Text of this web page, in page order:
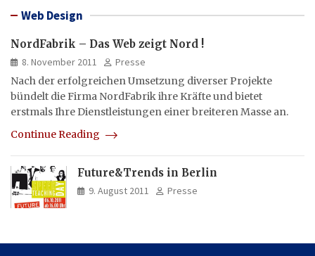
Web Design
NordFabrik – Das Web zeigt Nord !
8. November 2011
Presse
Nach der erfolgreichen Umsetzung diverser Projekte
bündelt die Firma NordFabrik ihre Kräfte und bietet
erstmals Ihre Dienstleistungen einer breiteren Masse an.
Continue Reading
Future&Trends in Berlin
9. August 2011 Presse